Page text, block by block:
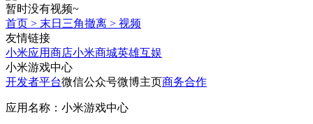
暂时没有视频~
首页 > 末日三角撤离 > 视频
友情链接
小米应用商店小米商城英雄互娱
小米游戏中心
开发者平台微信公众号微博主页商务合作
应用名称：小米游戏中心